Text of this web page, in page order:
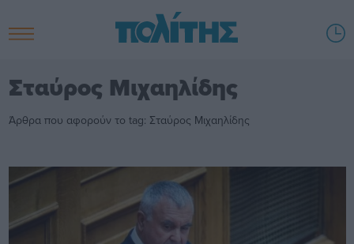
Σταύρος Μιχαηλίδης
Άρθρα που αφορούν το tag: Σταύρος Μιχαηλίδης